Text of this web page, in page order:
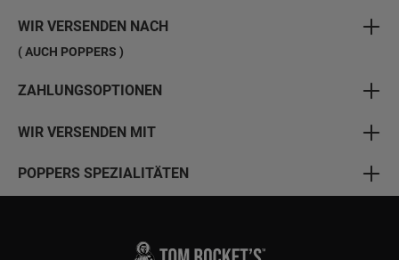
WIR VERSENDEN NACH
( AUCH POPPERS )
ZAHLUNGSOPTIONEN
WIR VERSENDEN MIT
POPPERS SPEZIALITÄTEN